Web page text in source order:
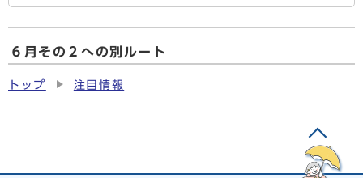
６月その２への別ルート
トップ 注目情報